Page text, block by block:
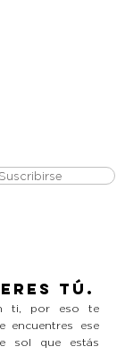
Suscribirse
tú.
ti, por eso te
encuentres ese
sol que estás